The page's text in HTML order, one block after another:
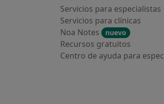
Servicios para especialistas
Servicios para clínicas
Noa Notes
nuevo
Recursos gratuitos
Centro de ayuda para